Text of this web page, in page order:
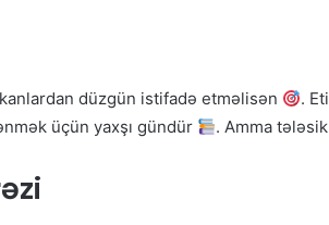
düzgün istifadə etməlisən .
üçün yaxşı gündür
. Amma